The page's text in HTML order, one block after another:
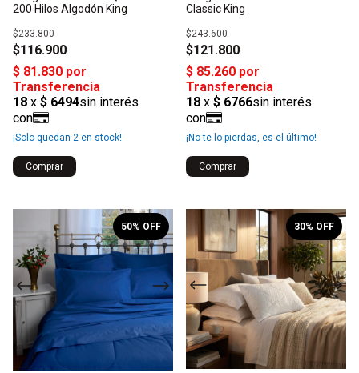
200 Hilos Algodón King
$116.900
$233.800
¡Solo quedan 2 en stock!
Comprar
Classic King
$121.800
$243.600
¡No te lo pierdas, es el último!
Comprar
/10
50% OFF 1/6
30% OFF